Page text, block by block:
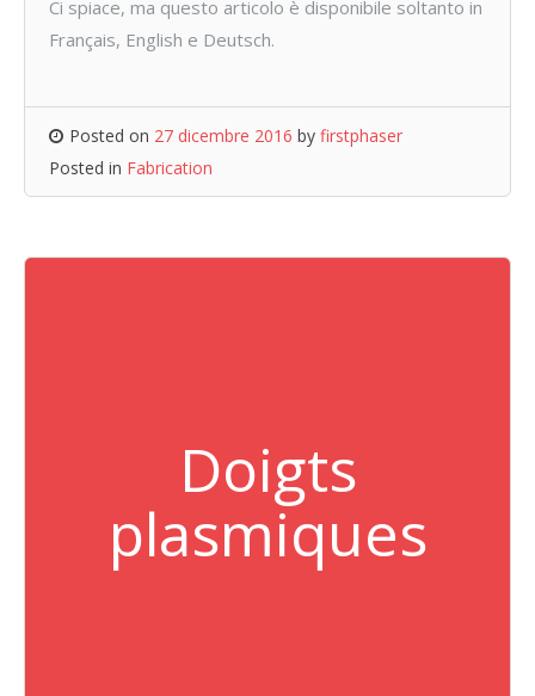
Ci spiace, ma questo articolo è disponibile soltanto in
Français, English e Deutsch.
Posted on 27 dicembre 2016 by firstphaser
Posted in Fabrication
Doigts
plasmiques